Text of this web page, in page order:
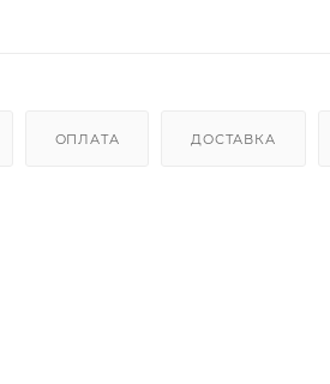
ОПЛАТА ДОСТАВКА